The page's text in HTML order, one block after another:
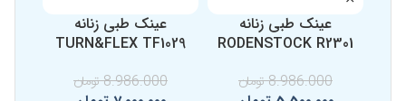
عینک طبی زنانه
RODENSTOCK R2301
8.986.000تومان
عینک طبی زنانه
TURN&FLEX TF1029
8.986.000تومان